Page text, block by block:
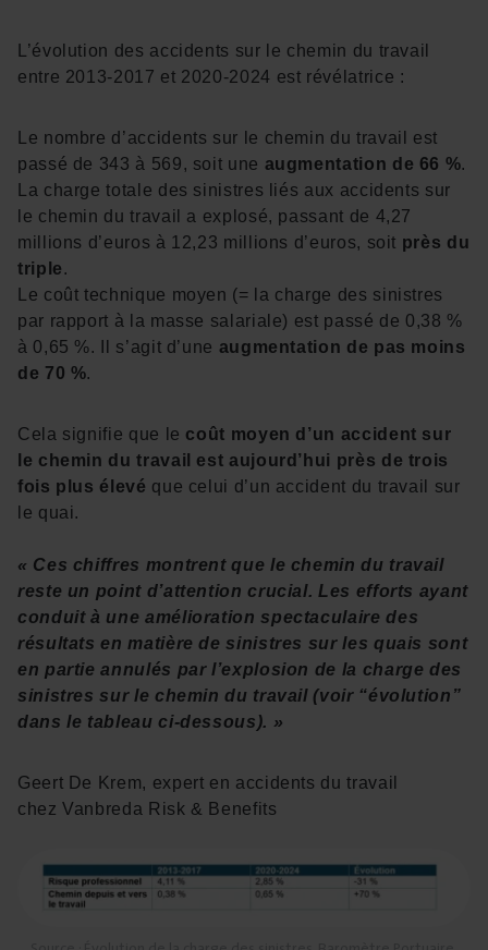
L’évolution des accidents sur le chemin du travail
entre 2013-2017 et 2020-2024 est révélatrice :
Le nombre d’accidents sur le chemin du travail est
passé de 343 à 569, soit une augmentation de 66 %.
La charge totale des sinistres liés aux accidents sur
le chemin du travail a explosé, passant de 4,27
millions d’euros à 12,23 millions d’euros, soit près du
triple.
Le coût technique moyen (= la charge des sinistres
par rapport à la masse salariale) est passé de 0,38 %
à 0,65 %. Il s’agit d’une augmentation de pas moins
de 70 %.
Cela signifie que le coût moyen d’un accident sur
le chemin du travail est aujourd’hui près de trois
fois plus élevé que celui d’un accident du travail sur
le quai.
« Ces chiffres montrent que le chemin du travail
reste un point d’attention crucial. Les efforts ayant
conduit à une amélioration spectaculaire des
résultats en matière de sinistres sur les quais sont
en partie annulés par l’explosion de la charge des
sinistres sur le chemin du travail (voir “évolution”
dans le tableau ci-dessous). »
Geert De Krem, expert en accidents du travail
chez Vanbreda Risk & Benefits